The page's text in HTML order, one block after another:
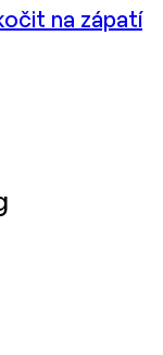
na zápatí